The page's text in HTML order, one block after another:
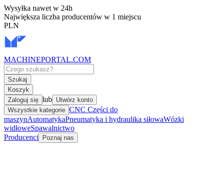
Wysyłka nawet w 24h
Największa liczba producentów w 1 miejscu
PLN
MACHINEPORTAL.COM
Szukaj
Koszyk
Zaloguj się lub Utwórz konto
Wszystkie kategorie CNC Części do
maszynAutomatykaPneumatyka i hydraulika siłowaWózki
widłoweSpawalnictwo
Producenci
Poznaj nas